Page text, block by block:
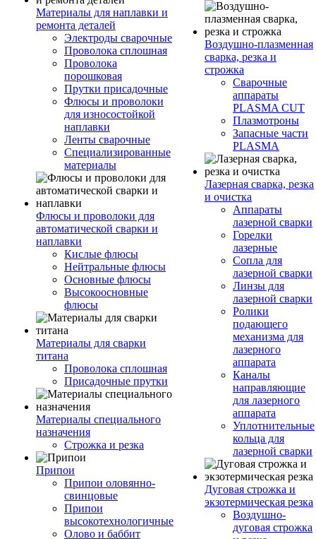
Материалы для наплавки и
ремонта деталей
Электроды сварочные
Проволока сплошная
Проволока
порошковая
Прутки присадочные
Флюсы и проволоки
для износостойкой
наплавки
Ленты сварочные
Специализированные
материалы
Флюсы и проволоки для
автоматической сварки и
наплавки
Кислые флюсы
Нейтральные флюсы
Основные флюсы
Высокоосновные
флюсы
Материалы для сварки
титана
Проволока сплошная
Присадочные прутки
Материалы специального
назначения
Строжка и резка
Припои
Припои оловянно-
свинцовые
Припои
высокотехнологичные
Олово и баббит
Воздушно-плазменная
сварка, резка и
строжка
Сварочные
аппараты
PLASMA CUT
Плазмотроны
Запасные части
PLASMA
Лазерная сварка, резка
и очистка
Аппараты
лазерной сварки
Горелки
лазерные
Сопла для
лазерной сварки
Линзы для
лазерной сварки
Ролики
подающего
механизма для
лазерного
аппарата
Каналы
направляющие
для лазерного
аппарата
Уплотнительные
кольца для
лазерной сварки
Дуговая строжка и
экзотермическая резка
Воздушно-
дуговая строжка